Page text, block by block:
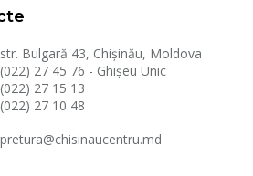
str. Bulgară 43, Chișinău, Moldova
(022) 27 45 76 - Ghișeu Unic
(022) 27 15 13
(022) 27 10 48
pretura@chisinaucentru.md